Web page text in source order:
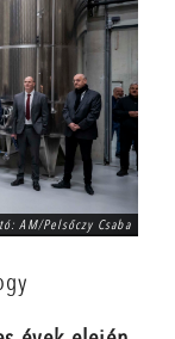
AM/Pelsőczy Csaba